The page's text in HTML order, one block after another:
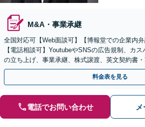
M&A・事業承継
全国対応可【Web面談可】【博報堂での企業内弁
【電話相談可】YoutubeやSNSの広告規制、カ
の立ち上げ、事業承継、株式譲渡、英文契約書
ー・ドラフトなどに対応。
料金表を見る
電話でお問い合わせ